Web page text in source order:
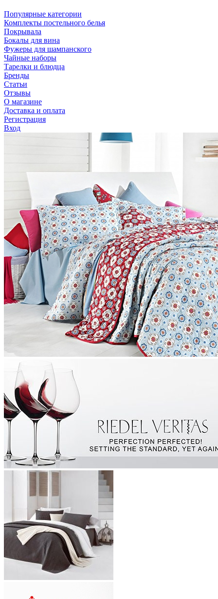
Популярные категории
Комплекты постельного белья
Покрывала
Бокалы для вина
Фужеры для шампанского
Чайные наборы
Тарелки и блюдца
Бренды
Статьи
Отзывы
О магазине
Доставка и оплата
Регистрация
Вход